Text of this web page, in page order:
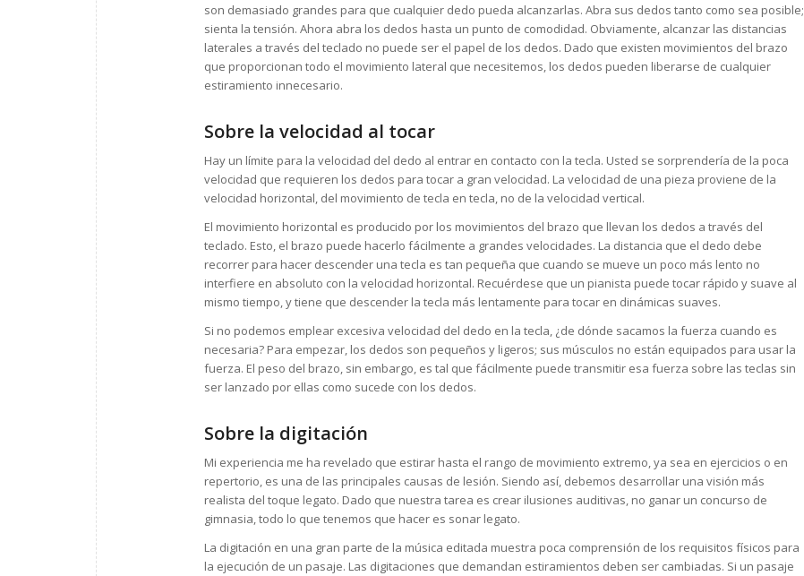
son demasiado grandes para que cualquier dedo pueda alcanzarlas. Abra sus dedos tanto como sea posible;
sienta la tensión. Ahora abra los dedos hasta un punto de comodidad. Obviamente, alcanzar las distancias
laterales a través del teclado no puede ser el papel de los dedos. Dado que existen movimientos del brazo
que proporcionan todo el movimiento lateral que necesitemos, los dedos pueden liberarse de cualquier
estiramiento innecesario.
Sobre la velocidad al tocar
Hay un límite para la velocidad del dedo al entrar en contacto con la tecla. Usted se sorprendería de la poca
velocidad que requieren los dedos para tocar a gran velocidad. La velocidad de una pieza proviene de la
velocidad horizontal, del movimiento de tecla en tecla, no de la velocidad vertical.
El movimiento horizontal es producido por los movimientos del brazo que llevan los dedos a través del
teclado. Esto, el brazo puede hacerlo fácilmente a grandes velocidades. La distancia que el dedo debe
recorrer para hacer descender una tecla es tan pequeña que cuando se mueve un poco más lento no
interfiere en absoluto con la velocidad horizontal. Recuérdese que un pianista puede tocar rápido y suave al
mismo tiempo, y tiene que descender la tecla más lentamente para tocar en dinámicas suaves.
Si no podemos emplear excesiva velocidad del dedo en la tecla, ¿de dónde sacamos la fuerza cuando es
necesaria? Para empezar, los dedos son pequeños y ligeros; sus músculos no están equipados para usar la
fuerza. El peso del brazo, sin embargo, es tal que fácilmente puede transmitir esa fuerza sobre las teclas sin
ser lanzado por ellas como sucede con los dedos.
Sobre la digitación
Mi experiencia me ha revelado que estirar hasta el rango de movimiento extremo, ya sea en ejercicios o en
repertorio, es una de las principales causas de lesión. Siendo así, debemos desarrollar una visión más
realista del toque legato. Dado que nuestra tarea es crear ilusiones auditivas, no ganar un concurso de
gimnasia, todo lo que tenemos que hacer es sonar legato.
La digitación en una gran parte de la música editada muestra poca comprensión de los requisitos físicos para
la ejecución de un pasaje. Las digitaciones que demandan estiramientos deben ser cambiadas. Si un pasaje